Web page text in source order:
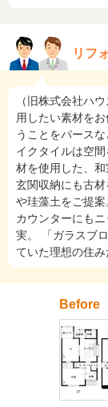
リフ
（旧株式会社ハ
用したい素材を
うことをパース
イクタイルは空
材を使用した、和
玄関収納にも古
や珪藻土をご提
カウンターにも
実。 「ガラスブ
ていた理想の住
Before